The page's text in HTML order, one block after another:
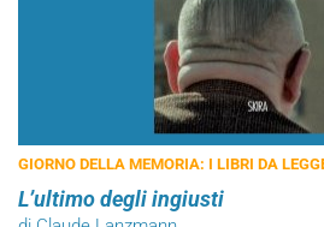
GIORNO DELLA MEMORIA: I LIBRI DA
L’ultimo degli ingiusti